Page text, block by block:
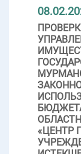
«ЦЕНТР